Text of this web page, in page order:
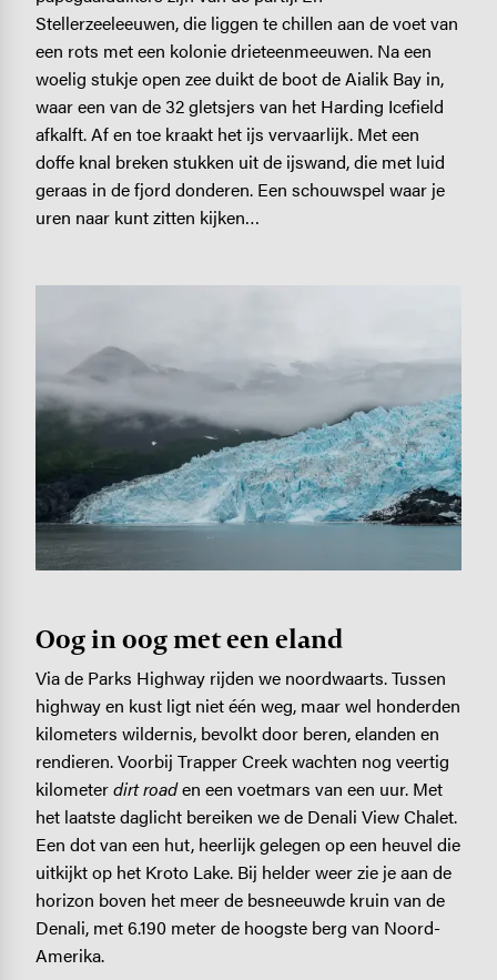
Stellerzeeleeuwen, die liggen te chillen aan de voet van
een rots met een kolonie drieteenmeeuwen. Na een
woelig stukje open zee duikt de boot de Aialik Bay in,
waar een van de 32 gletsjers van het Harding Icefield
afkalft. Af en toe kraakt het ijs vervaarlijk. Met een
doffe knal breken stukken uit de ijswand, die met luid
geraas in de fjord donderen. Een schouwspel waar je
uren naar kunt zitten kijken…
Oog in oog met een eland
Via de Parks Highway rijden we noordwaarts. Tussen
highway en kust ligt niet één weg, maar wel honderden
kilometers wildernis, bevolkt door beren, elanden en
rendieren. Voorbij Trapper Creek wachten nog veertig
kilometerdirt roaden een voetmars van een uur. Met
het laatste daglicht bereiken we de Denali View Chalet.
Een dot van een hut, heerlijk gelegen op een heuvel die
uitkijkt op het Kroto Lake. Bij helder weer zie je aan de
horizon boven het meer de besneeuwde kruin van de
Denali, met 6.190 meter de hoogste berg van Noord-
Amerika.